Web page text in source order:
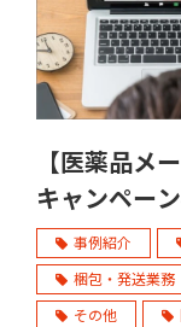
【医薬品メ
キャンペー
へ誘導
事例紹介
梱包・発送業務
その他